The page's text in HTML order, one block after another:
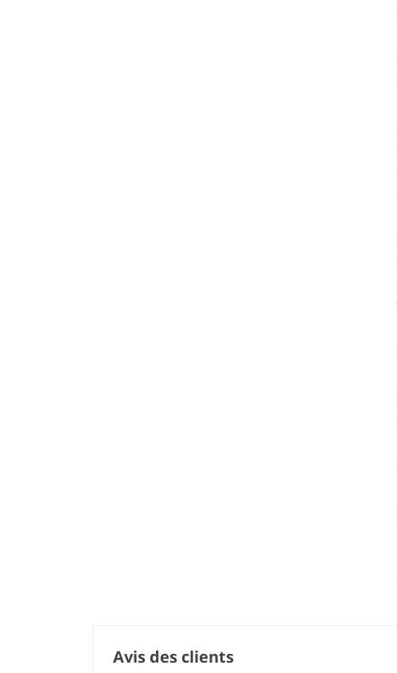
Avis des clients